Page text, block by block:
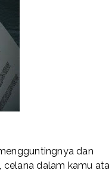
dan
dalam kamu